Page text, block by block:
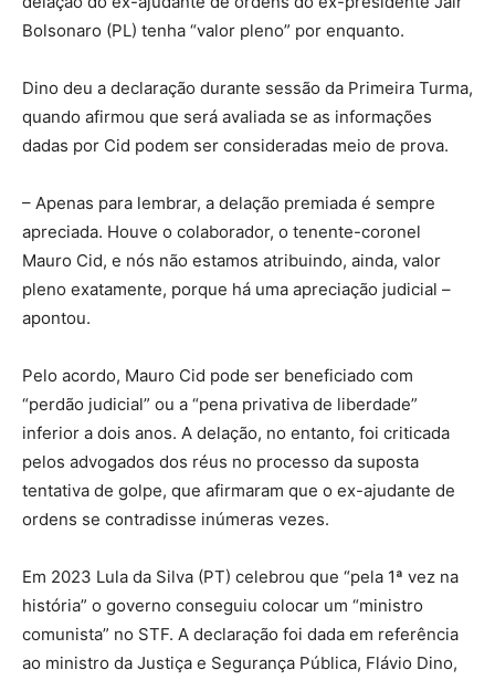
Bolsonaro (PL) tenha “valor pleno” por enquanto.
Dino deu a declaração durante sessão da Primeira Turma,
quando afirmou que será avaliada se as informações
dadas por Cid podem ser consideradas meio de prova.
– Apenas para lembrar, a delação premiada é sempre
apreciada. Houve o colaborador, o tenente-coronel
Mauro Cid, e nós não estamos atribuindo, ainda, valor
pleno exatamente, porque há uma apreciação judicial –
apontou.
Pelo acordo, Mauro Cid pode ser beneficiado com
“perdão judicial” ou a “pena privativa de liberdade”
inferior a dois anos. A delação, no entanto, foi criticada
pelos advogados dos réus no processo da suposta
tentativa de golpe, que afirmaram que o ex-ajudante de
ordens se contradisse inúmeras vezes.
Em 2023 Lula da Silva (PT) celebrou que “pela 1ª vez na
história” o governo conseguiu colocar um “ministro
comunista” no STF. A declaração foi dada em referência
ao ministro da Justiça e Segurança Pública, Flávio Dino,